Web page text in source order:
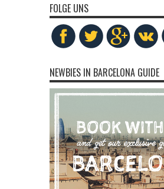
FOLGE UNS
NEWBIES IN BARCELONA GUIDE